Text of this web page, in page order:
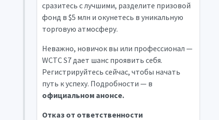
сразитесь с лучшими, разделите призовой
фонд в $5 млн и окунетесь в уникальную
торговую атмосферу.
Неважно, новичок вы или профессионал —
WCTC S7 дает шанс проявить себя.
Регистрируйтесь сейчас, чтобы начать
путь к успеху. Подробности — в
официальном анонсе.
Отказ от ответственности